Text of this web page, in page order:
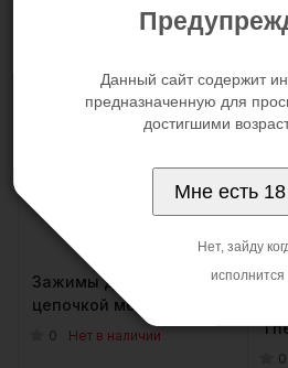
Зажимы для сосков с
цепочкой металл
0 Нет в наличии
0
Данный сайт содержит
предназначенную для
достигшими
Мне есть
Нет, зайду
исполнится